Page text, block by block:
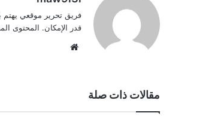
فريق تحرير موقعي يهتم
قدر الإمكان. المحتوى
مقالات ذات صلة